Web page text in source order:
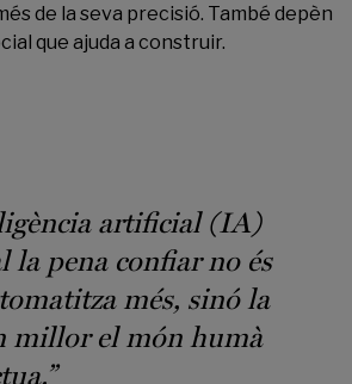
de la seva precisió. També depèn
que ajuda a construir.
artificial (IA)
la pena confiar no és
més, sinó la
millor el món humà